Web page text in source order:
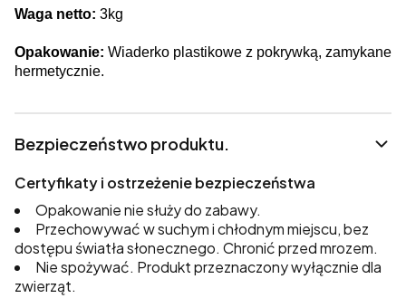
Waga netto: 3kg
Opakowanie: Wiaderko plastikowe z pokrywką, zamykane
hermetycznie.
Bezpieczeństwo produktu.
Certyfikaty i ostrzeżenie bezpieczeństwa
Opakowanie nie służy do zabawy.
Przechowywać w suchym i chłodnym miejscu, bez
dostępu światła słonecznego. Chronić przed mrozem.
Nie spożywać. Produkt przeznaczony wyłącznie dla
zwierząt.